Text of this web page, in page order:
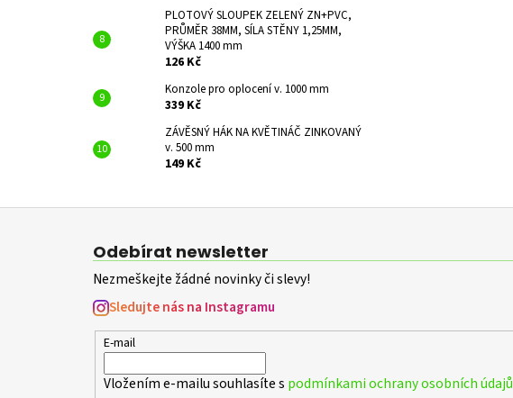
PLOTOVÝ SLOUPEK ZELENÝ ZN+PVC,
PRŮMĚR 38MM, SÍLA STĚNY 1,25MM,
VÝŠKA 1400 mm
126 Kč
Konzole pro oplocení v. 1000 mm
339 Kč
ZÁVĚSNÝ HÁK NA KVĚTINÁČ ZINKOVANÝ
v. 500 mm
149 Kč
Z
Odebírat newsletter
Nezmeškejte žádné novinky či slevy!
Sledujte nás na Instagramu
E-mail
Vložením e-mailu souhlasíte s podmínkami ochrany osobních údajů